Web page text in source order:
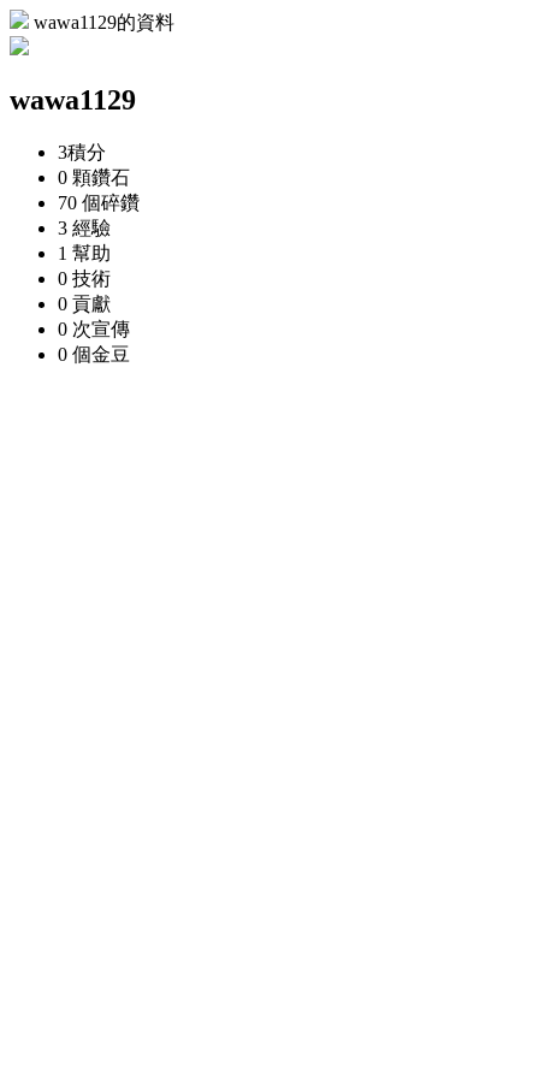
wawa1129的資料
wawa1129
3積分
0 顆鑽石
70 個碎鑽
3 經驗
1 幫助
0 技術
0 貢獻
0 次宣傳
0 個金豆